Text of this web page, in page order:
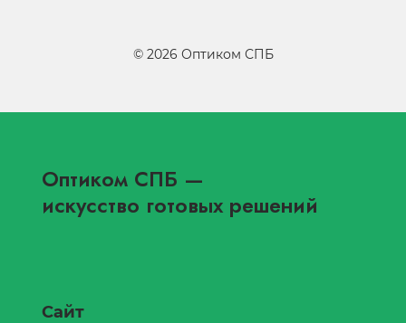
© 2026 Оптиком СПБ
Оптиком СПБ —
искусство готовых решений
Сайт